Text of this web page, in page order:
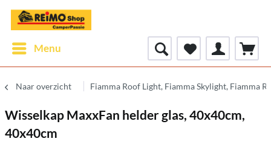
Menu
Naar overzicht Fiamma Roof Light, Fiamma Skylight, Fiamma
Wisselkap MaxxFan helder glas, 40x40cm,
40x40cm